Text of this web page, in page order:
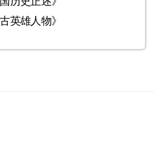
古英雄人物》